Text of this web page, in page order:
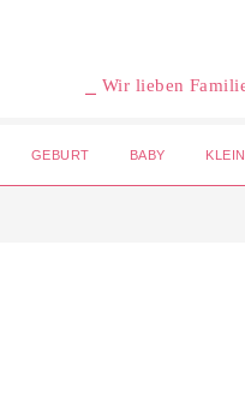
⎯ Wir lieben Familie
GEBURT BABY